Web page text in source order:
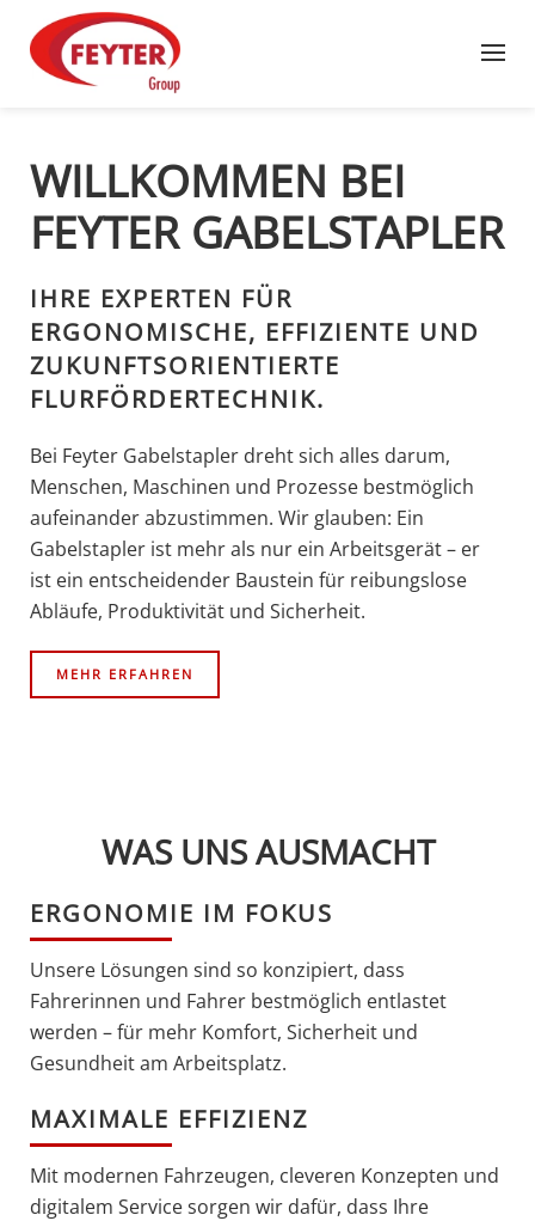
Zum Hauptinhalt springen
WILLKOMMEN BEI
FEYTER GABELSTAPLER
IHRE EXPERTEN FÜR
ERGONOMISCHE, EFFIZIENTE UND
ZUKUNFTSORIENTIERTE
FLURFÖRDERTECHNIK.
Bei Feyter Gabelstapler dreht sich alles darum,
Menschen, Maschinen und Prozesse bestmöglich
aufeinander abzustimmen. Wir glauben: Ein
Gabelstapler ist mehr als nur ein Arbeitsgerät – er
ist ein entscheidender Baustein für reibungslose
Abläufe, Produktivität und Sicherheit.
MEHR ERFAHREN
WAS UNS AUSMACHT
ERGONOMIE IM FOKUS
Unsere Lösungen sind so konzipiert, dass
Fahrerinnen und Fahrer bestmöglich entlastet
werden – für mehr Komfort, Sicherheit und
Gesundheit am Arbeitsplatz.
MAXIMALE EFFIZIENZ
Mit modernen Fahrzeugen, cleveren Konzepten und
digitalem Service sorgen wir dafür, dass Ihre